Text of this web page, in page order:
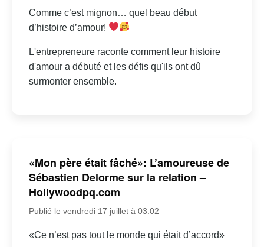
Comme c’est mignon… quel beau début
d’histoire d’amour!
L'entrepreneure raconte comment leur histoire
d'amour a débuté et les défis qu'ils ont dû
surmonter ensemble.
«Mon père était fâché»: L’amoureuse de
Sébastien Delorme sur la relation –
Hollywoodpq.com
Publié le vendredi 17 juillet à 03:02
«Ce n’est pas tout le monde qui était d’accord»